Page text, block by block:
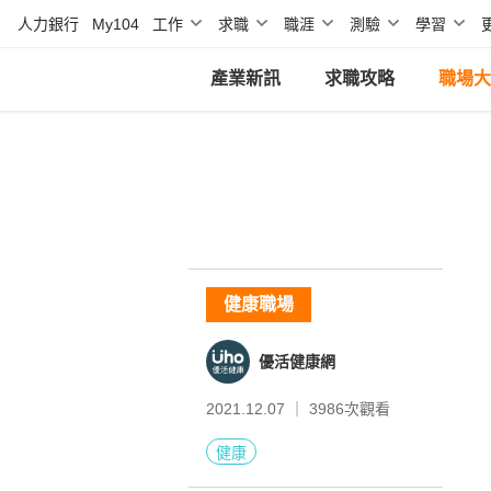
人力銀行 My104 工作 求職 職涯 測驗 學習
產業新訊 求職攻略 職場
健康職場
優活健康網
2021.12.07 ｜ 3986次觀看
健康